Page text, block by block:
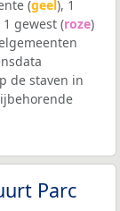
(geel), 1
1 gewest (roze)
de staven in
Parc